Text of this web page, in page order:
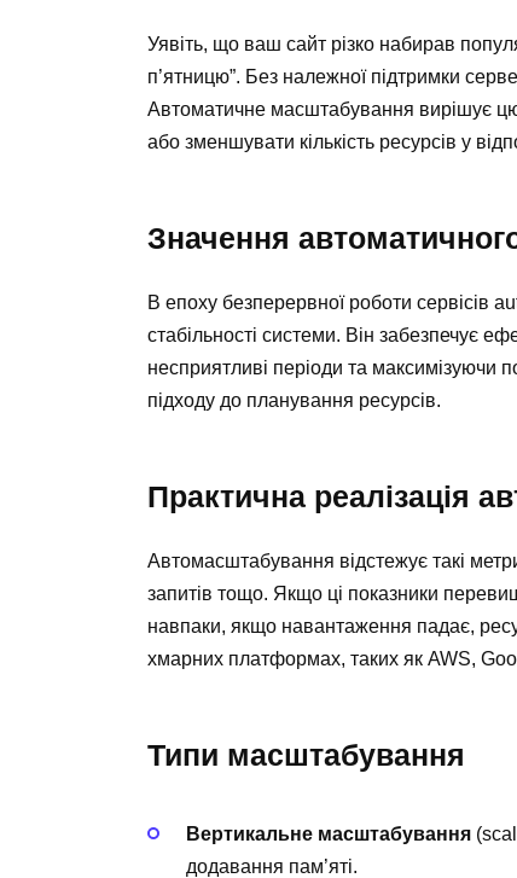
Уявіть, що ваш сайт різко набирав
п’ятницю”. Без належної підтримки
Автоматичне масштабування вирішує
або зменшувати кількість ресурсів у
Значення
В епоху безперервної роботи сервісів
стабільності системи. Він забезпечує
несприятливі періоди та максимізуючи
підходу до планування ресурсів.
Практична реалізація
Автомасштабування відстежує такі
запитів тощо. Якщо ці показники
навпаки, якщо навантаження падає,
хмарних платформах, таких як AWS,
Типи масштабування
Вертикальне масштабування
додавання пам’яті.